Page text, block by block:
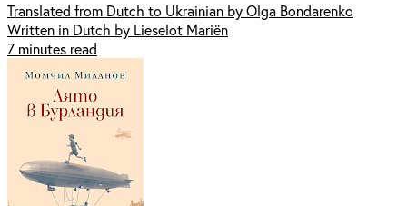
Translated from Dutch to Ukrainian by Olga Bondarenko
Written in Dutch by Lieselot Mariën
7 minutes read